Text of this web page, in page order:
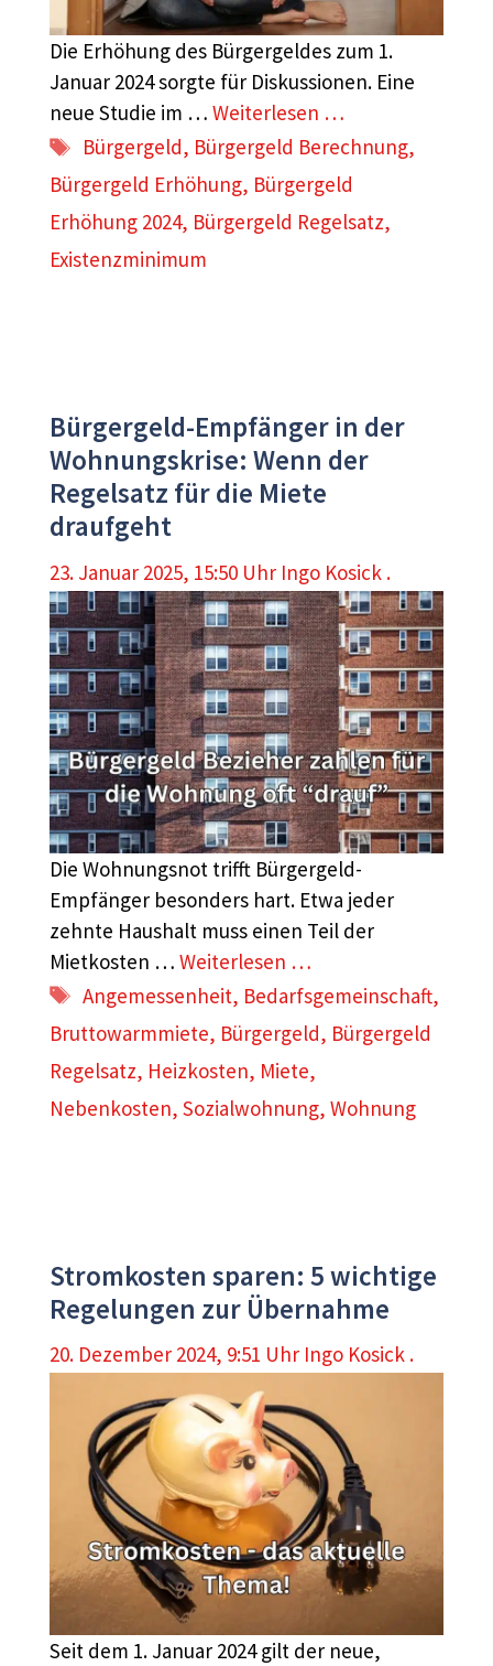
Die Erhöhung des Bürgergeldes zum 1.
Januar 2024 sorgte für Diskussionen. Eine
neue Studie im … Weiterlesen …
Schlagwörter
Bürgergeld, Bürgergeld Berechnung,
Bürgergeld Erhöhung, Bürgergeld
Erhöhung 2024, Bürgergeld Regelsatz,
Existenzminimum
Bürgergeld-Empfänger in der
Wohnungskrise: Wenn der
Regelsatz für die Miete
draufgeht
23. Januar 2025, 15:50 Uhr Ingo Kosick .
Die Wohnungsnot trifft Bürgergeld-
Empfänger besonders hart. Etwa jeder
zehnte Haushalt muss einen Teil der
Mietkosten … Weiterlesen …
Schlagwörter
Angemessenheit, Bedarfsgemeinschaft,
Bruttowarmmiete, Bürgergeld, Bürgergeld
Regelsatz, Heizkosten, Miete,
Nebenkosten, Sozialwohnung, Wohnung
Stromkosten sparen: 5 wichtige
Regelungen zur Übernahme
20. Dezember 2024, 9:51 Uhr Ingo Kosick .
Seit dem 1. Januar 2024 gilt der neue,